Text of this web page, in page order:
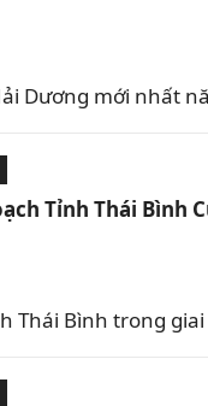
Dương mới nhất
Tỉnh Thái Bình
Thái Bình trong